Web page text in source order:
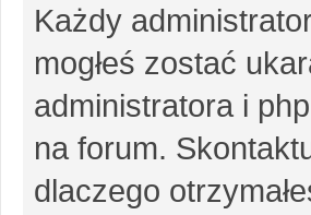
Każdy
mogłeś zostać
administratora i
na forum.
dlaczego